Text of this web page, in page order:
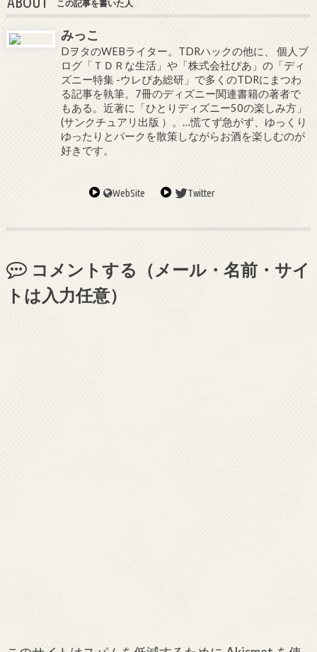
この記事を書いた人
みっこ
DヲタのWEBライター。TDRハックの他に、 個人ブ
ログ「ＴＤＲな生活」や「株式会社ぴあ」の「ディ
ズニー特集 -ウレぴあ総研」で多くのTDRにまつわ
る記事を執筆。7冊のディズニー関連書籍の著者で
もある。近著に「ひとりディズニー50の楽しみ方」
(サンクチュアリ出版 ）。…慌てず急がず、ゆっくり
ゆったりとパークを散策しながらお酒を楽しむのが
好きです。
WebSite Twitter
コメントする（メール・名前・サイ
トは入力任意）